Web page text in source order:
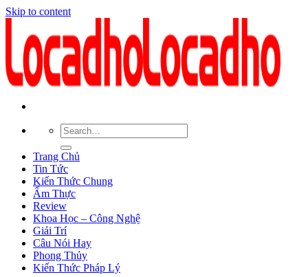
Skip to content
Trang Chủ
Tin Tức
Kiến Thức Chung
Ẩm Thực
Review
Khoa Học – Công Nghệ
Giải Trí
Câu Nói Hay
Phong Thủy
Kiến Thức Pháp Lý